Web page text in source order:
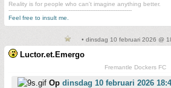
Reality is for people who can't imagine anything better.
--------------------------------------------------------------------
Feel free to insult me.
• dinsdag 10 februari 2026 @
Luctor.et.Emergo
Fremantle Dockers FC
Op dinsdag 10 februari 2026